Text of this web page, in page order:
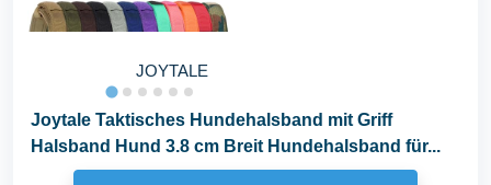
JOYTALE
Joytale Taktisches Hundehalsband mit Griff
Halsband Hund 3.8 cm Breit Hundehalsband für...